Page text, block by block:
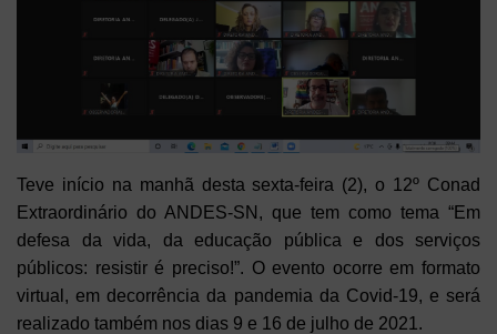
Teve início na manhã desta sexta-feira (2), o 12º Conad
Extraordinário do ANDES-SN, que tem como tema “Em
defesa da vida, da educação pública e dos serviços
públicos: resistir é preciso!”. O evento ocorre em formato
virtual, em decorrência da pandemia da Covid-19, e será
realizado também nos dias 9 e 16 de julho de 2021.